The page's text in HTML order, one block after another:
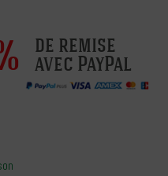
de remise
avec PayPal